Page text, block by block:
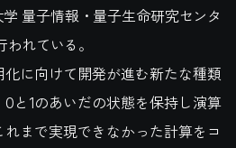
量子情報・量子生命研究センタ
われている。
に向けて開発が進む新たな種類
と1のあいだの状態を保持し演算
まで実現できなかった計算をコ